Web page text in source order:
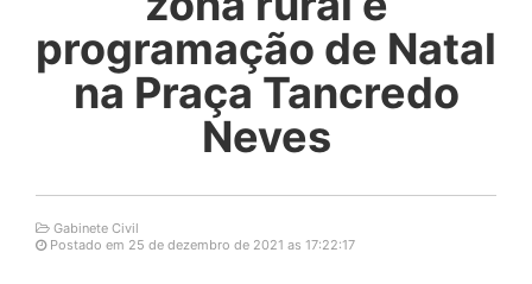
programação de Natal
na Praça Tancredo
Neves
Gabinete Civil
Postado em 25 de dezembro de 2021 as 17:22:17